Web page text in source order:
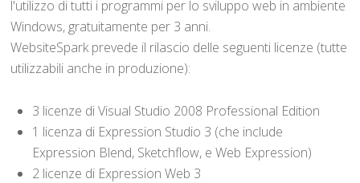
l'utilizzo di tutti i programmi per lo sviluppo web in ambiente
Windows, gratuitamente per 3 anni.
WebsiteSpark prevede il rilascio delle seguenti licenze (tutte
utilizzabili anche in produzione):
3 licenze di Visual Studio 2008 Professional Edition
1 licenza di Expression Studio 3 (che include
Expression Blend, Sketchflow, e Web Expression)
2 licenze di Expression Web 3